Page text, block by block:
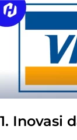
1. Inovasi